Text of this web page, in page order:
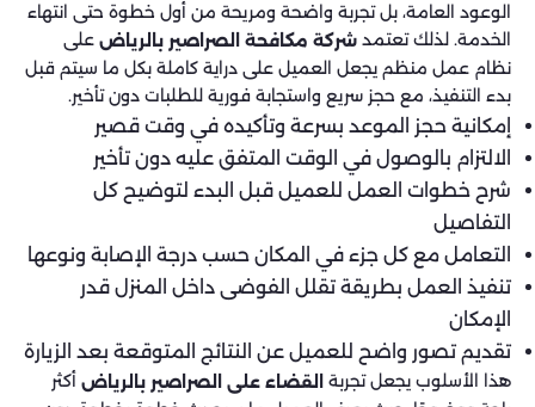
الوعود العامة، بل تجربة واضحة ومريحة من أول خطوة حتى انتهاء
الخدمة. لذلك تعتمدشركة مكافحة الصراصير بالرياضعلى
نظام عمل منظم يجعل العميل على دراية كاملة بكل ما سيتم قبل
بدء التنفيذ، مع حجز سريع واستجابة فورية للطلبات دون تأخير.
إمكانية حجز الموعد بسرعة وتأكيده في وقت قصير
الالتزام بالوصول في الوقت المتفق عليه دون تأخير
شرح خطوات العمل للعميل قبل البدء لتوضيح كل
التفاصيل
التعامل مع كل جزء في المكان حسب درجة الإصابة ونوعها
تنفيذ العمل بطريقة تقلل الفوضى داخل المنزل قدر
الإمكان
تقديم تصور واضح للعميل عن النتائج المتوقعة بعد الزيارة
هذا الأسلوب يجعل تجربةالقضاء على الصراصير بالرياضأكثر